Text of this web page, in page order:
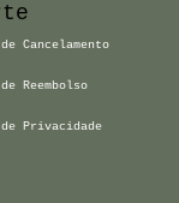
Cancelamento
Reembolso
Privacidade